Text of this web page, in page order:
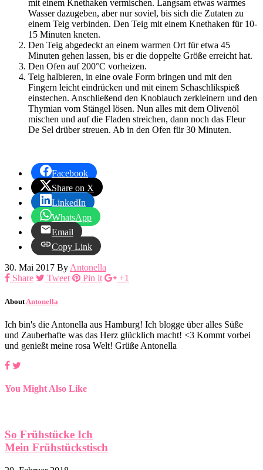
mit einem Knethaken vermischen. Langsam etwas warmes
Wasser dazugeben, aber nur soviel, bis sich die Zutaten zu
einem Teig verbinden. Den Teig mit einem Knethaken für 10-
15 Minuten kneten.
Den Teig abgedeckt an einem warmen Ort für etwa 45
Minuten gehen lassen, bis er die doppelte Größe erreicht hat.
Den Ofen auf 200°C vorheizen.
Teig halbieren, in eine ovale Form bringen und mit den
Fingern leicht eindrücken und mit einem Schaschlikspieß
einstechen. Anschließend den Knoblauch zerkleinern und den
Thymian vom Stängel lösen. Nun alles mit dem Olivenöl
mischen und auf die Fladen streichen, dann noch das Fleur
De Sel drüber streuen. Ab in den Ofen für 30 Minuten.
Facebook
Share on X
LinkedIn
WhatsApp
Email
Copy Link
30. Mai 2017 ByAntonella
Share
Tweet Pin it +1
About Antonella
Ich bin's die Antonella aus Hamburg! Ich blogge über alles Süße
und Zauberhafte was das Herz glücklich macht! <3 Kommt vorbei
und genießt meine rosa Welt! Grüße Antonella
You Might Also Like
So Frühstücke Ich
Mein Frühstückstisch